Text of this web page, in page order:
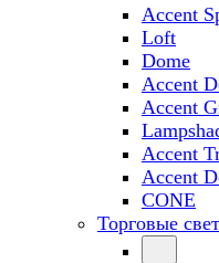
Accent
Loft
Dome
Accent
Accent
Accent
Accent
CONE
Торговые